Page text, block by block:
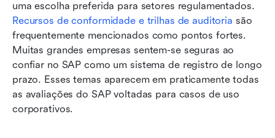
Recursos de conformidade e trilhas de auditoria são
frequentemente mencionados como pontos fortes.
Muitas grandes empresas sentem-se seguras ao
confiar no SAP como um sistema de registro de longo
prazo. Esses temas aparecem em praticamente todas
as avaliações do SAP voltadas para casos de uso
corporativos.